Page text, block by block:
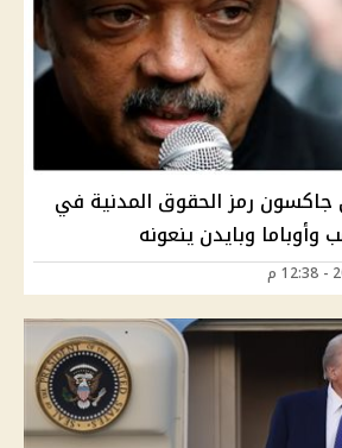
رمز الحقوق المدنية في
وأوباما وبايدن ينعونه